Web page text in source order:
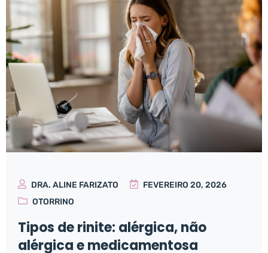
DRA. ALINE FARIZATO
FEVEREIRO 20, 2026
OTORRINO
Tipos de rinite: alérgica, não
alérgica e medicamentosa